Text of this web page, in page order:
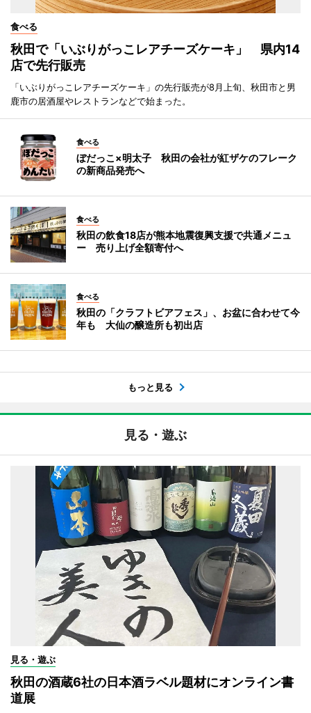
食べる
秋田で「いぶりがっこレアチーズケーキ」 県内14
店で先行販売
「いぶりがっこレアチーズケーキ」の先行販売が8月上旬、秋田市と男
鹿市の居酒屋やレストランなどで始まった。
食べる
ぼだっこ×明太子 秋田の会社が紅ザケのフレーク
の新商品発売へ
食べる
秋田の飲食18店が熊本地震復興支援で共通メニュ
ー 売り上げ全額寄付へ
食べる
秋田の「クラフトビアフェス」、お盆に合わせて今
年も 大仙の醸造所も初出店
もっと見る
見る・遊ぶ
見る・遊ぶ
秋田の酒蔵6社の日本酒ラベル題材にオンライン書
道展